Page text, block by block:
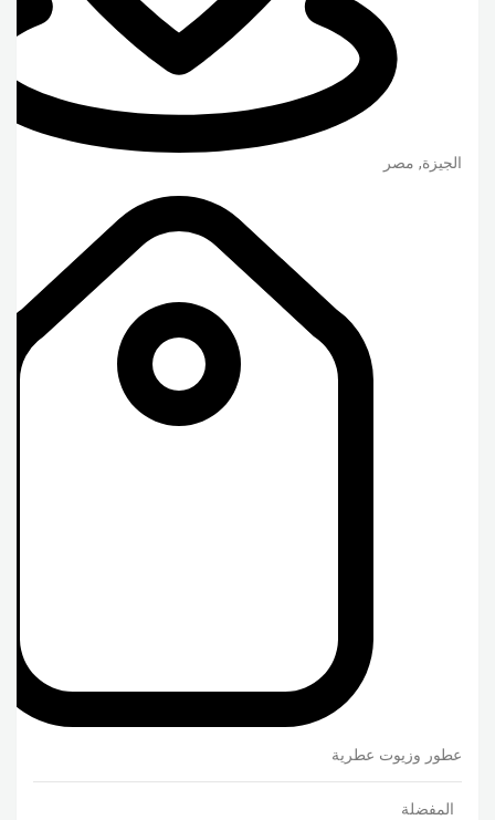
الجيزة, مصر
عطور وزيوت عطرية
المفضلة